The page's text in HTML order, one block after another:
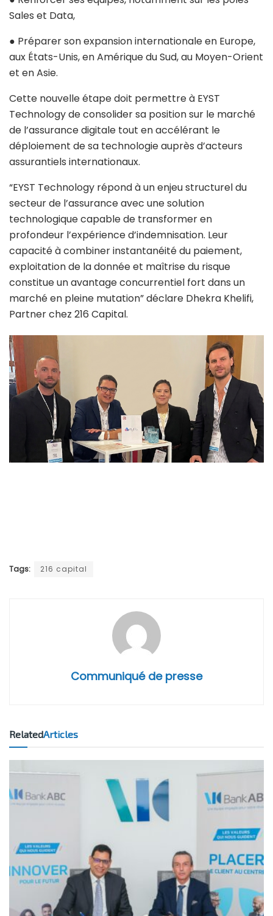
Sales et Data,
● Préparer son expansion internationale en Europe,
aux États-Unis, en Amérique du Sud, au Moyen-Orient
et en Asie.
Cette nouvelle étape doit permettre à EYST
Technology de consolider sa position sur le marché
de l’assurance digitale tout en accélérant le
déploiement de sa technologie auprès d’acteurs
assurantiels internationaux.
“EYST Technology répond à un enjeu structurel du
secteur de l’assurance avec une solution
technologique capable de transformer en
profondeur l’expérience d’indemnisation. Leur
capacité à combiner instantanéité du paiement,
exploitation de la donnée et maîtrise du risque
constitue un avantage concurrentiel fort dans un
marché en pleine mutation” déclare Dhekra Khelifi,
Partner chez 216 Capital.
Tags: 216 capital
Communiqué de presse
RelatedArticles